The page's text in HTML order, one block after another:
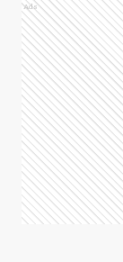
Ads